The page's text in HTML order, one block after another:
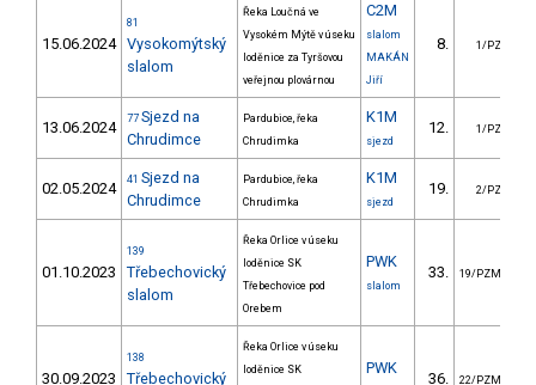
15.06.2024
81
Vysokomýtský
slalom
Řeka Loučná ve
Vysokém Mýtě v úseku
loděnice za Tyršovou
veřejnou plovárnou
C2M
slalom
MAKÁN
Jiří
8. 1/PZ
13.06.2024 77 Sjezd na
Chrudimce
Pardubice, řeka
Chrudimka
K1M
sjezd
12. 1/PZ
02.05.2024 41 Sjezd na
Chrudimce
Pardubice, řeka
Chrudimka
K1M
sjezd
19. 2/PZ
01.10.2023
139
Třebechovický
slalom
Řeka Orlice v úseku
loděnice SK
Třebechovice pod
Orebem
PWK
slalom
33. 19/PZM
30.09.2023
138
Třebechovický
Řeka Orlice v úseku
loděnice SK
PWK
36. 22/PZM